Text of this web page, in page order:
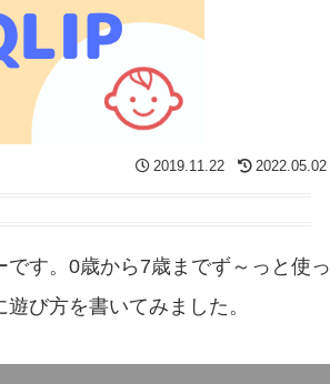
2019.11.22 2022.05.02
す。0歳から7歳までず～っと使っ
び方を書いてみました。